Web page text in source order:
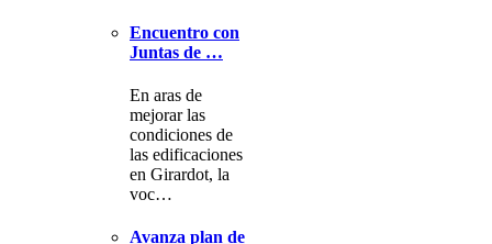
Encuentro con
Juntas de …
En aras de
mejorar las
condiciones de
las edificaciones
en Girardot, la
voc…
Avanza plan de